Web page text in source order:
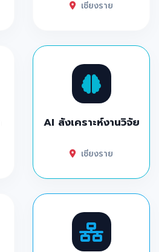
เชียงราย
AI สังเคราะห์งานวิจัย
เชียงราย